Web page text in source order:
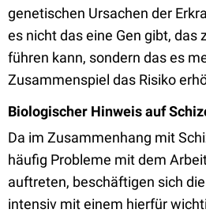
genetischen Ursachen der
es nicht das eine Gen gibt, das
führen kann, sondern das es
Zusammenspiel das Risiko
Biologischer Hinweis auf
Da im Zusammenhang mit
häufig Probleme mit dem
auftreten, beschäftigen sich
intensiv mit einem hierfür